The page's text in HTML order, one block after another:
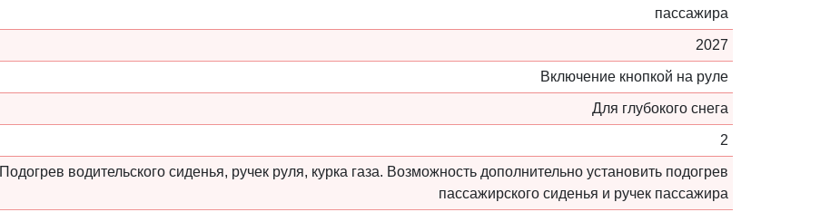
пассажира
2027
Включение кнопкой на руле
Для глубокого снега
2
Подогрев водительского сиденья, ручек руля, курка газа. Возможность дополнительно установить подогрев
пассажирского сиденья и ручек пассажира